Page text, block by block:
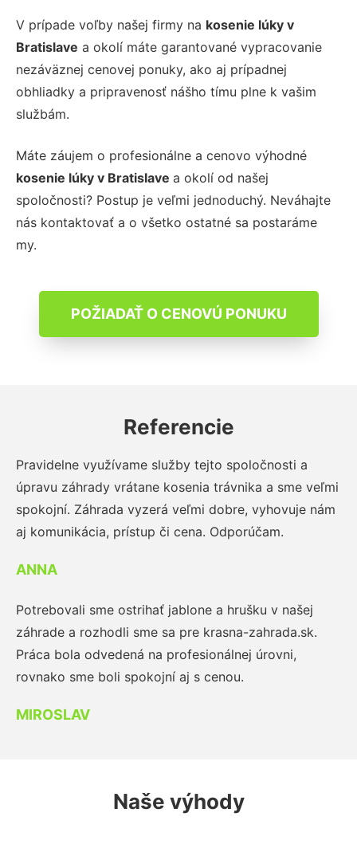
V prípade voľby našej firmy na kosenie lúky v
Bratislave a okolí máte garantované vypracovanie
nezáväznej cenovej ponuky, ako aj prípadnej
obhliadky a pripravenosť nášho tímu plne k vašim
službám.
Máte záujem o profesionálne a cenovo výhodné
kosenie lúky v Bratislave a okolí od našej
spoločnosti? Postup je veľmi jednoduchý. Neváhajte
nás kontaktovať a o všetko ostatné sa postaráme
my.
POŽIADAŤ O CENOVÚ PONUKU
Referencie
Pravidelne využívame služby tejto spoločnosti a
úpravu záhrady vrátane kosenia trávnika a sme veľmi
spokojní. Záhrada vyzerá veľmi dobre, vyhovuje nám
aj komunikácia, prístup či cena. Odporúčam.
ANNA
Potrebovali sme ostrihať jablone a hrušku v našej
záhrade a rozhodli sme sa pre krasna-zahrada.sk.
Práca bola odvedená na profesionálnej úrovni,
rovnako sme boli spokojní aj s cenou.
MIROSLAV
Naše výhody